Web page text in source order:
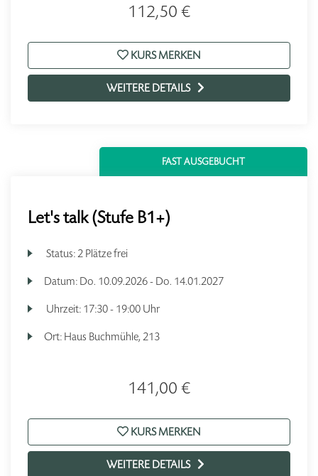
112,50 €
KURS MERKEN
WEITERE DETAILS
FAST AUSGEBUCHT
Let's talk (Stufe B1+)
Status:2 Plätze frei
Datum: Do. 10.09.2026 - Do. 14.01.2027
Uhrzeit: 17:30 - 19:00 Uhr
Ort: Haus Buchmühle, 213
141,00 €
KURS MERKEN
WEITERE DETAILS